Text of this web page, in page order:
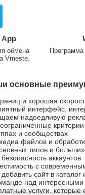
App
обмена
Vmeste.
Программа
основные
и хорошая
интерфейс,
надоедливую
и сообществах
файлов и
типов и
аккаунтов
с
сайт в каталог
над интересными
услуги, которые